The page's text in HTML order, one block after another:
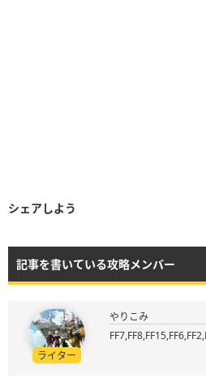
シェアしよう
記事を書いている攻略メンバー
ライター
やりこみ